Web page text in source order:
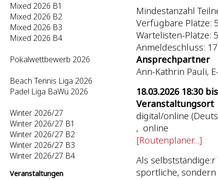
Mixed 2026 B1
Mixed 2026 B2
Mixed 2026 B3
Mixed 2026 B4
Pokalwettbewerb 2026
Beach Tennis Liga 2026
Padel Liga BaWü 2026
Winter 2026/27
Winter 2026/27 B1
Winter 2026/27 B2
Winter 2026/27 B3
Winter 2026/27 B4
Veranstaltungen
Mindestanzahl
Verfügbare Plätze:
Wartelisten-Plätze:
Anmeldeschluss:
Ansprechpartner
Ann-Kathrin Pauli,
18.03.2026 18:30
Veranstaltungsort
digital/online
, online
[Routenplaner...]
Als
sportliche,